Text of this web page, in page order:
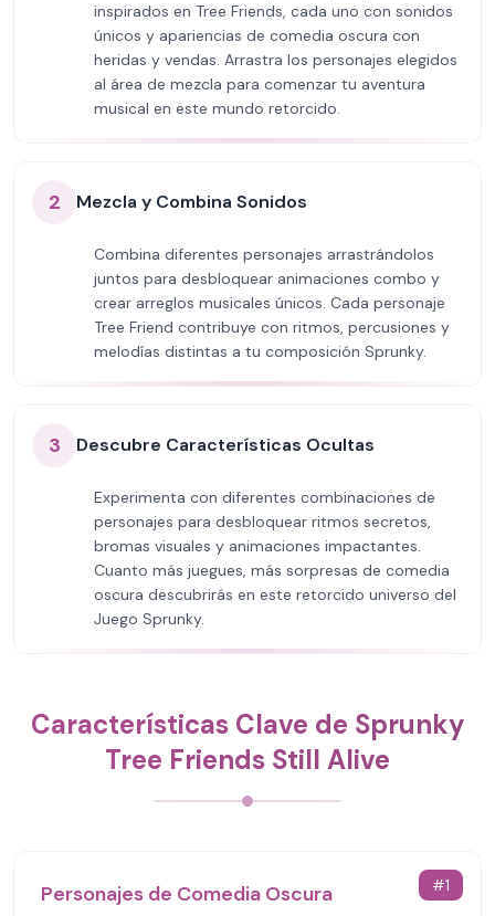
inspirados en Tree Friends, cada uno con sonidos
únicos y apariencias de comedia oscura con
heridas y vendas. Arrastra los personajes elegidos
al área de mezcla para comenzar tu aventura
musical en este mundo retorcido.
2 Mezcla y Combina Sonidos
Combina diferentes personajes arrastrándolos
juntos para desbloquear animaciones combo y
crear arreglos musicales únicos. Cada personaje
Tree Friend contribuye con ritmos, percusiones y
melodías distintas a tu composición Sprunky.
3 Descubre Características Ocultas
Experimenta con diferentes combinaciones de
personajes para desbloquear ritmos secretos,
bromas visuales y animaciones impactantes.
Cuanto más juegues, más sorpresas de comedia
oscura descubrirás en este retorcido universo del
Juego Sprunky.
Características Clave de Sprunky
Tree Friends Still Alive
#1
Personajes de Comedia Oscura